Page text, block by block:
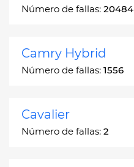
Número de fallas: 20484
Camry Hybrid
Número de fallas: 1556
Cavalier
Número de fallas: 2